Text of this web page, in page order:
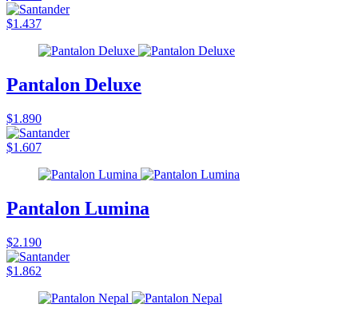
$1.437
Pantalon Deluxe
$1.890
$1.607
Pantalon Lumina
$2.190
$1.862